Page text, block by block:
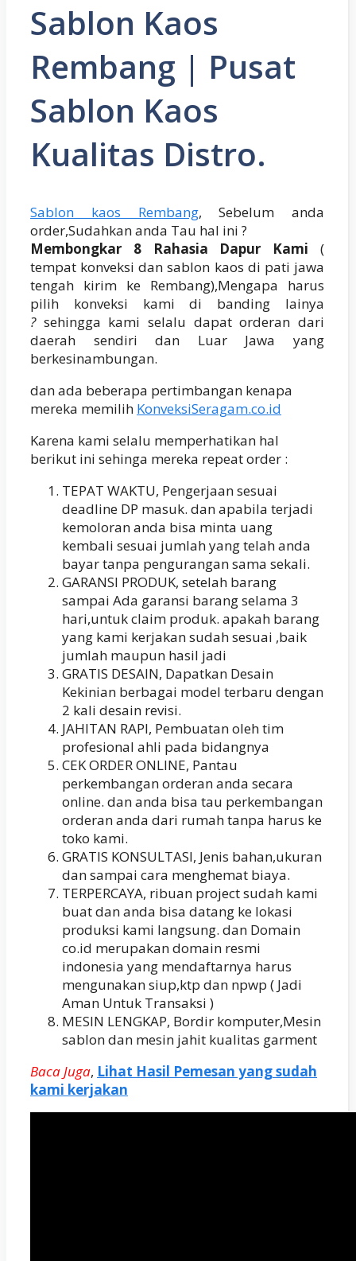
Sablon Kaos
Rembang | Pusat
Sablon Kaos
Kualitas Distro.
Sablon kaos Rembang, Sebelum anda
order,Sudahkan anda Tau hal ini ?
Membongkar 8 Rahasia Dapur Kami (
tempat konveksi dan sablon kaos di pati jawa
tengah kirim ke Rembang),Mengapa harus
pilih konveksi kami di banding lainya
?sehingga kami selalu dapat orderan dari
daerah sendiri dan Luar Jawa yang
berkesinambungan.
dan ada beberapa pertimbangan kenapa
mereka memilih KonveksiSeragam.co.id
Karena kami selalu memperhatikan hal
berikut ini sehinga mereka repeat order :
TEPAT WAKTU, Pengerjaan sesuai
deadline DP masuk. dan apabila terjadi
kemoloran anda bisa minta uang
kembali sesuai jumlah yang telah anda
bayar tanpa pengurangan sama sekali.
GARANSI PRODUK, setelah barang
sampai Ada garansi barang selama 3
hari,untuk claim produk. apakah barang
yang kami kerjakan sudah sesuai ,baik
jumlah maupun hasil jadi
GRATIS DESAIN, Dapatkan Desain
Kekinian berbagai model terbaru dengan
2 kali desain revisi.
JAHITAN RAPI, Pembuatan oleh tim
profesional ahli pada bidangnya
CEK ORDER ONLINE, Pantau
perkembangan orderan anda secara
online. dan anda bisa tau perkembangan
orderan anda dari rumah tanpa harus ke
toko kami.
GRATIS KONSULTASI, Jenis bahan,ukuran
dan sampai cara menghemat biaya.
TERPERCAYA, ribuan project sudah kami
buat dan anda bisa datang ke lokasi
produksi kami langsung. dan Domain
co.id merupakan domain resmi
indonesia yang mendaftarnya harus
mengunakan siup,ktp dan npwp ( Jadi
Aman Untuk Transaksi )
MESIN LENGKAP, Bordir komputer,Mesin
sablon dan mesin jahit kualitas garment
Baca Juga, Lihat Hasil Pemesan yang sudah
kami kerjakan